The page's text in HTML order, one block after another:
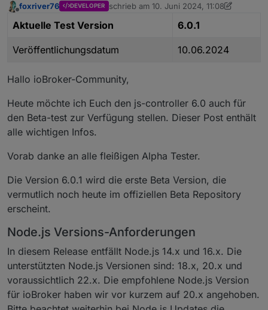
Offline
foxriver76 DEVELOPER schrieb am 10. Juni 2024, 11:08
zuletzt editiert von foxriver766. Okt. 2024,
Aktuelle Test Version 6.0.1
Veröffentlichungsdatum 10.06.2024
Hallo ioBroker-Community,
Heute möchte ich Euch den js-controller 6.0 auch für
den Beta-test zur Verfügung stellen. Dieser Post enthält
alle wichtigen Infos.
Vorab danke an alle fleißigen Alpha Tester.
Die Version 6.0.1 wird die erste Beta Version, die
vermutlich noch heute im offiziellen Beta Repository
erscheint.
Node.js Versions-Anforderungen
In diesem Release entfällt Node.js 14.x und 16.x. Die
unterstützten Node.js Versionen sind: 18.x, 20.x und
voraussichtlich 22.x. Die empfohlene Node.js Version
für ioBroker haben wir vor kurzem auf 20.x angehoben.